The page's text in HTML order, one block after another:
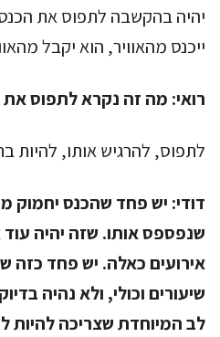
יהיה בהקשבה לתפוס את
ייכנס מהאוויר, הוא יקבל
רואי: מה זה נקרא לתפוס את
לתפוס, להרגיש אותו, להיות
דודי: יש פחד שהכנס יחמוק
שנפספס אותו. שזה יהיה
אירועים כאלה. יש פחד כזה
שיעורים וכולי, ולא נהיה
לב המיוחדת שצריכה להיות